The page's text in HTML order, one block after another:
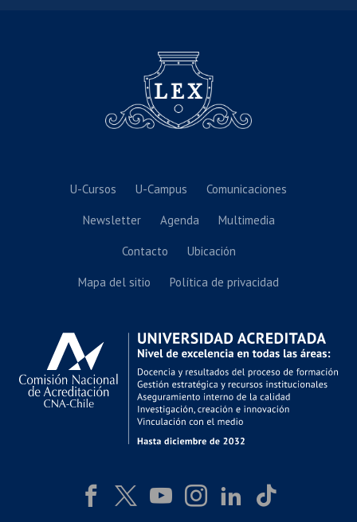
U-Cursos U-Campus Comunicaciones
Newsletter Agenda Multimedia
Contacto Ubicación
Mapa del sitio Política de privacidad